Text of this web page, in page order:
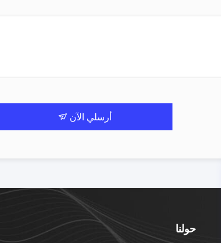
أرسلي الآن
حولنا